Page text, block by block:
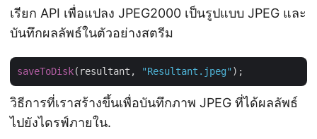
เรียก API เพื่อแปลง JPEG2000 เป็นรูปแบบ JPEG และ
บันทึกผลลัพธ์ในตัวอย่างสตรีม
saveToDisk(resultant, "Resultant.jpeg"
วิธีการที่เราสร้างขึ้นเพื่อบันทึกภาพ JPEG ที่ได้ผลลัพธ์
ไปยังไดรฟ์ภายใน.